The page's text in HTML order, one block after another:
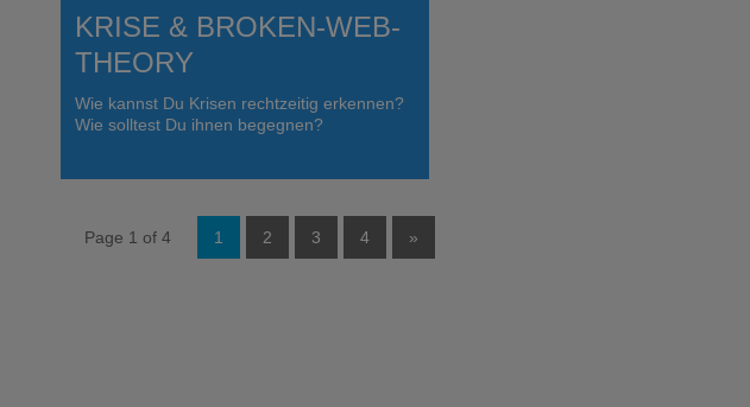
KRISE & BROKEN-WEB-
THEORY
Wie kannst Du Krisen rechtzeitig erkennen?
Wie solltest Du ihnen begegnen?
Page 1 of 4 1 2 3 4 »